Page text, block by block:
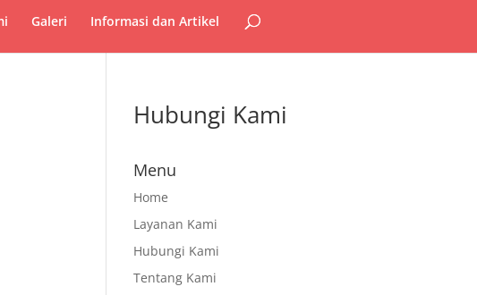
Galeri Informasi dan Artikel
Hubungi Kami
Menu
Home
Layanan Kami
Hubungi Kami
Tentang Kami